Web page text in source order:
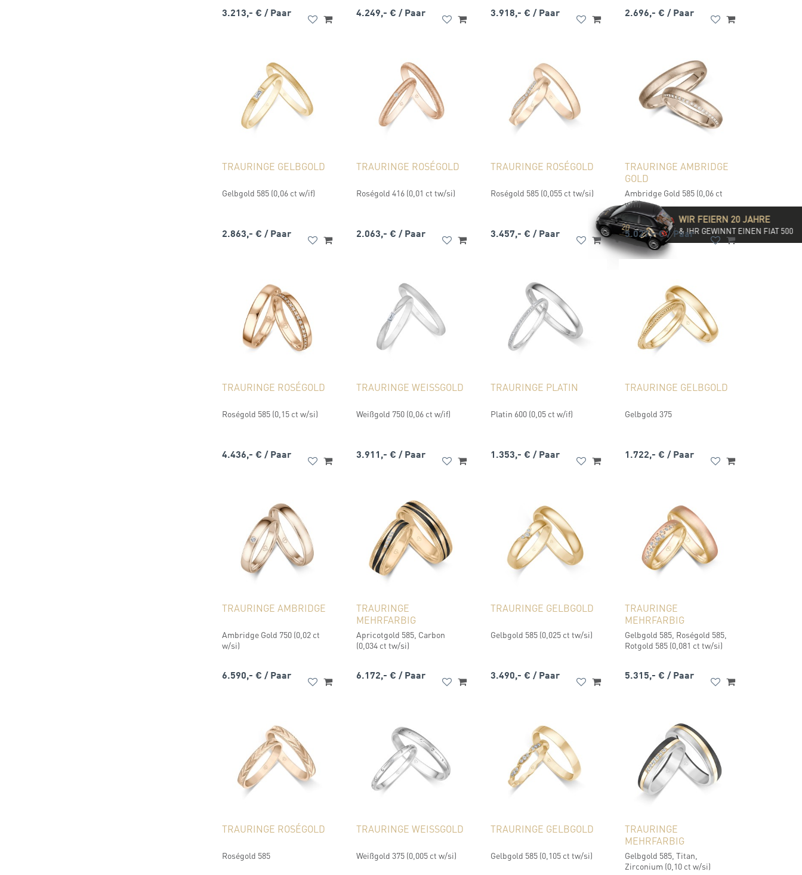
3.213,- € / Paar 4.249,- € / Paar 3.918,- € / Paar 2.696,- € / Paar
TRAURINGE GELBGOLD
Gelbgold 585 (0,06 ct w/if)
2.863,- € / Paar
TRAURINGE ROSÉGOLD
Roségold 416 (0,01 ct tw/si)
2.063,- € / Paar
TRAURINGE ROSÉGOLD
Roségold 585 (0,055 ct tw/si)
3.457,- € / Paar
TRAURINGE AMBRIDGE
GOLD
Ambridge Gold 585 (0,06 ct
w/if)
5.027,- €/ Paar
TRAURINGE ROSÉGOLD
Roségold 585 (0,15 ct w/si)
4.436,- € / Paar
TRAURINGE WEISSGOLD
Weißgold 750 (0,06 ct w/if)
3.911,- € / Paar
TRAURINGE PLATIN
Platin 600 (0,05 ct w/if)
1.353,- € / Paar
TRAURINGE GELBGOLD
Gelbgold 375
1.722,- € / Paar
TRAURINGE AMBRIDGE
Ambridge Gold 750 (0,02 ct
w/si)
6.590,- € / Paar
TRAURINGE
MEHRFARBIG
Apricotgold 585, Carbon
(0,034 ct tw/si)
6.172,- € / Paar
TRAURINGE GELBGOLD
Gelbgold 585 (0,025 ct tw/si)
3.490,- € / Paar
TRAURINGE
MEHRFARBIG
Gelbgold 585, Roségold 585,
Rotgold 585 (0,081 ct tw/si)
5.315,- € / Paar
TRAURINGE ROSÉGOLD
Roségold 585
TRAURINGE WEISSGOLD
Weißgold 375 (0,005 ct w/si)
TRAURINGE GELBGOLD
Gelbgold 585 (0,105 ct tw/si)
TRAURINGE
MEHRFARBIG
Gelbgold 585, Titan,
Zirconium (0,10 ct w/si)
WIR FEIERN 20 JAHRE
& IHR GEWINNT EINEN FIAT 500